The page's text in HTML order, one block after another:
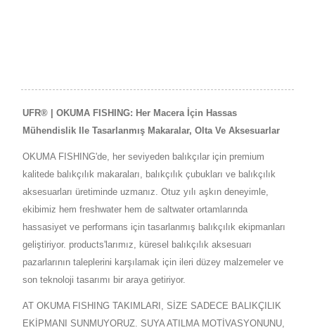
UFR® | OKUMA FISHING: Her Macera İçin Hassas
Mühendislik Ile Tasarlanmış Makaralar, Olta Ve Aksesuarlar
OKUMA FISHING'de, her seviyeden balıkçılar için premium
kalitede balıkçılık makaraları, balıkçılık çubukları ve balıkçılık
aksesuarları üretiminde uzmanız. Otuz yılı aşkın deneyimle,
ekibimiz hem freshwater hem de saltwater ortamlarında
hassasiyet ve performans için tasarlanmış balıkçılık ekipmanları
geliştiriyor. products'larımız, küresel balıkçılık aksesuarı
pazarlarının taleplerini karşılamak için ileri düzey malzemeler ve
son teknoloji tasarımı bir araya getiriyor.
AT OKUMA FISHING TAKIMLARI, SİZE SADECE BALIKÇILIK
EKİPMANI SUNMUYORUZ. SUYA ATILMA MOTİVASYONUNU,